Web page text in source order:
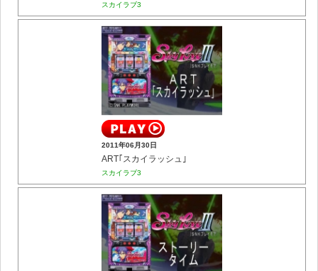
スカイラブ3
2011年06月30日
ART｢スカイラッシュ｣
スカイラブ3